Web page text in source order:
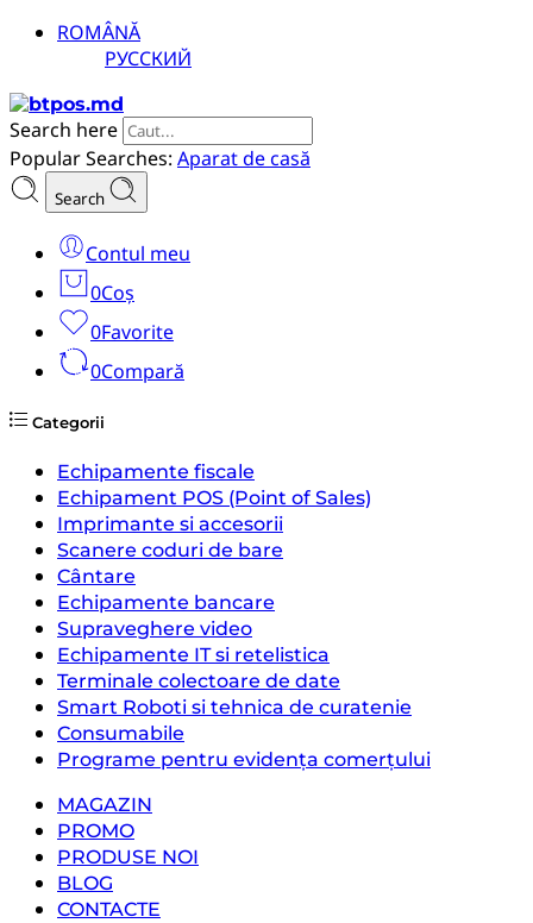
ROMÂNĂ
РУССКИЙ
Search here
Popular Searches: Aparat de casă
Search
Contul meu
0Coș
0Favorite
0Compară
Categorii
Echipamente fiscale
Echipament POS (Point of Sales)
Imprimante si accesorii
Scanere coduri de bare
Cântare
Echipamente bancare
Supraveghere video
Echipamente IT si retelistica
Terminale colectoare de date
Smart Roboti si tehnica de curatenie
Consumabile
Programe pentru evidența comerțului
MAGAZIN
PROMO
PRODUSE NOI
BLOG
CONTACTE